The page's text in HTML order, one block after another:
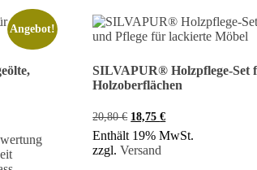
Angebot!
SILVAPUR® Holzpflege-Set
Holzoberflächen
20,80€ Ursprünglicher
Preis
war:
20,80 €
18,75€Aktueller
Preis
ist:
Enthält 19% MwSt.
zzgl.Versand